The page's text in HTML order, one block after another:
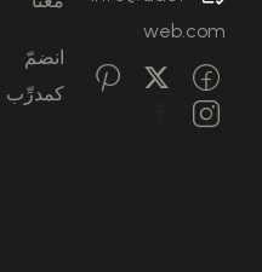
web.com
انضمّ
كمدرِّب